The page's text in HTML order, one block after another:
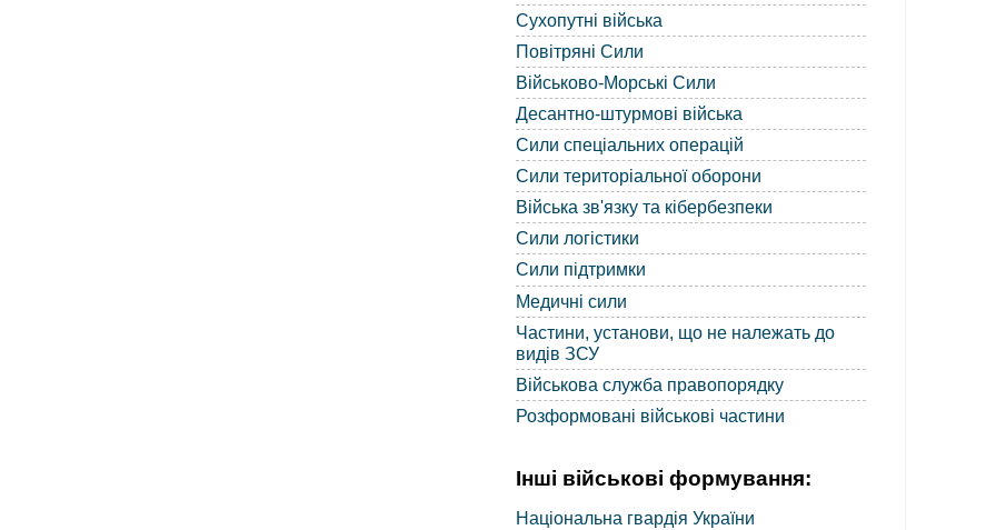
Сухопутні війська
Повітряні Сили
Військово-Морські Сили
Десантно-штурмові війська
Сили спеціальних операцій
Сили територіальної оборони
Війська зв'язку та кібербезпеки
Сили логістики
Сили підтримки
Медичні сили
Частини, установи, що не належать до
видів ЗСУ
Військова служба правопорядку
Розформовані військові частини
Інші військові формування:
Національна гвардія України